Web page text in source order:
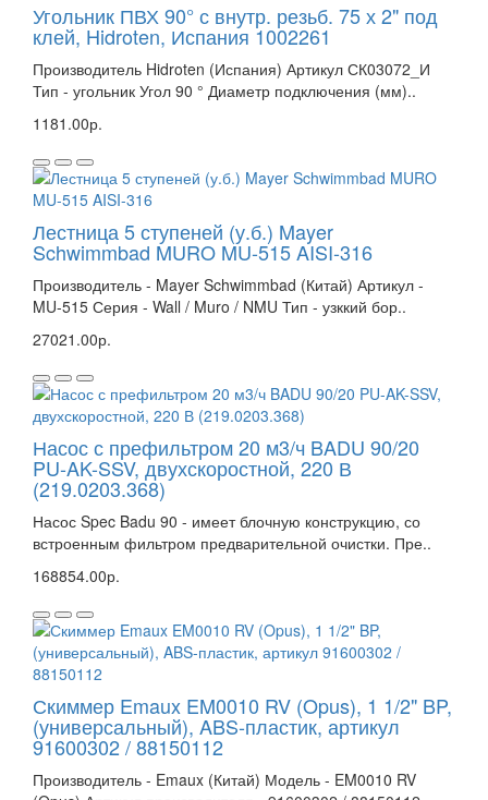
Угольник ПВХ 90° с внутр. резьб. 75 х 2" под
клей, Hidroten, Испания 1002261
Производитель Hidroten (Испания) Артикул СК03072_И
Тип - угольник Угол 90 ° Диаметр подключения (мм)..
1181.00р.
Лестница 5 ступеней (у.б.) Mayer
Schwimmbad MURO MU-515 AISI-316
Производитель - Mayer Schwimmbad (Китай) Артикул -
MU-515 Серия - Wall / Muro / NMU Тип - узккий бор..
27021.00р.
Насос с префильтром 20 м3/ч BADU 90/20
PU-AK-SSV, двухскоростной, 220 В
(219.0203.368)
Насос Spec Badu 90 - имеет блочную конструкцию, со
встроенным фильтром предварительной очистки. Пре..
168854.00р.
Скиммер Emaux EM0010 RV (Opus), 1 1/2" BP,
(универсальный), ABS-пластик, артикул
91600302 / 88150112
Производитель - Emaux (Китай) Модель - EM0010 RV